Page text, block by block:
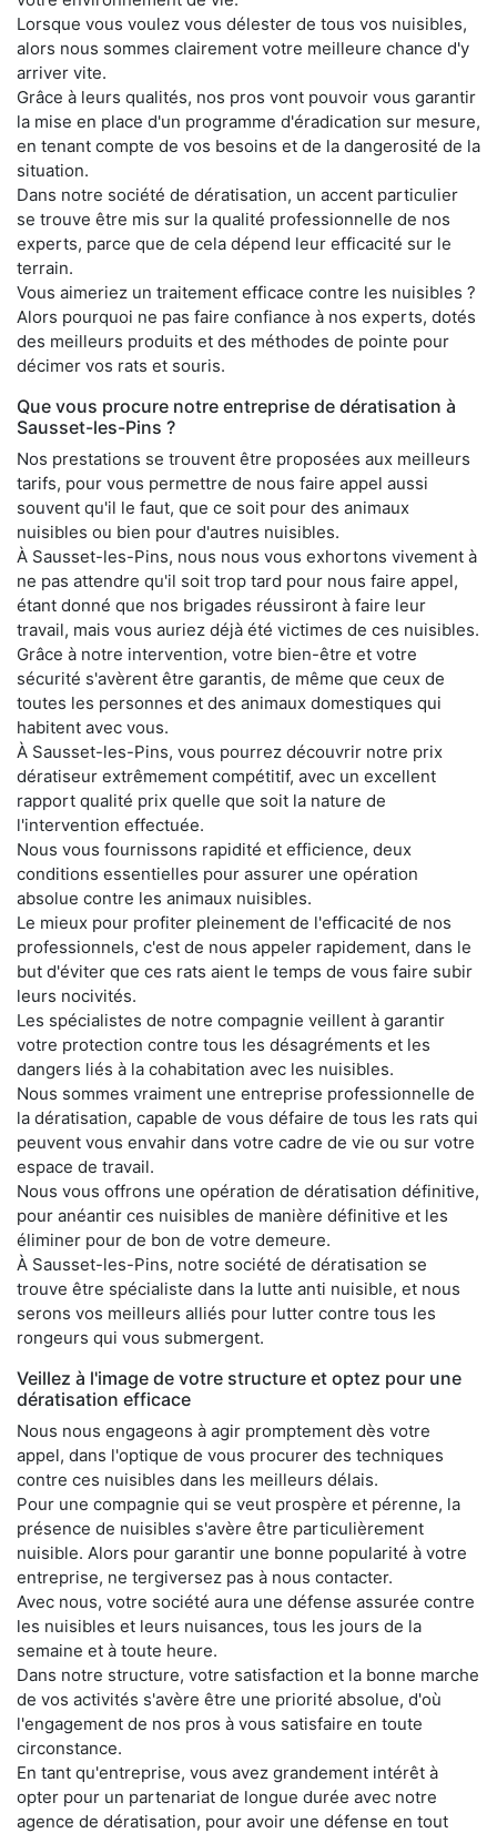
Lorsque vous voulez vous délester de tous vos nuisibles,
alors nous sommes clairement votre meilleure chance d'y
arriver vite.
Grâce à leurs qualités, nos pros vont pouvoir vous garantir
la mise en place d'un programme d'éradication sur mesure,
en tenant compte de vos besoins et de la dangerosité de la
situation.
Dans notre société de dératisation, un accent particulier
se trouve être mis sur la qualité professionnelle de nos
experts, parce que de cela dépend leur efficacité sur le
terrain.
Vous aimeriez un traitement efficace contre les nuisibles ?
Alors pourquoi ne pas faire confiance à nos experts, dotés
des meilleurs produits et des méthodes de pointe pour
décimer vos rats et souris.
Que vous procure notre entreprise de dératisation à
Sausset-les-Pins ?
Nos prestations se trouvent être proposées aux meilleurs
tarifs, pour vous permettre de nous faire appel aussi
souvent qu'il le faut, que ce soit pour des animaux
nuisibles ou bien pour d'autres nuisibles.
À Sausset-les-Pins, nous nous vous exhortons vivement à
ne pas attendre qu'il soit trop tard pour nous faire appel,
étant donné que nos brigades réussiront à faire leur
travail, mais vous auriez déjà été victimes de ces nuisibles.
Grâce à notre intervention, votre bien-être et votre
sécurité s'avèrent être garantis, de même que ceux de
toutes les personnes et des animaux domestiques qui
habitent avec vous.
À Sausset-les-Pins, vous pourrez découvrir notre prix
dératiseur extrêmement compétitif, avec un excellent
rapport qualité prix quelle que soit la nature de
l'intervention effectuée.
Nous vous fournissons rapidité et efficience, deux
conditions essentielles pour assurer une opération
absolue contre les animaux nuisibles.
Le mieux pour profiter pleinement de l'efficacité de nos
professionnels, c'est de nous appeler rapidement, dans le
but d'éviter que ces rats aient le temps de vous faire subir
leurs nocivités.
Les spécialistes de notre compagnie veillent à garantir
votre protection contre tous les désagréments et les
dangers liés à la cohabitation avec les nuisibles.
Nous sommes vraiment une entreprise professionnelle de
la dératisation, capable de vous défaire de tous les rats qui
peuvent vous envahir dans votre cadre de vie ou sur votre
espace de travail.
Nous vous offrons une opération de dératisation définitive,
pour anéantir ces nuisibles de manière définitive et les
éliminer pour de bon de votre demeure.
À Sausset-les-Pins, notre société de dératisation se
trouve être spécialiste dans la lutte anti nuisible, et nous
serons vos meilleurs alliés pour lutter contre tous les
rongeurs qui vous submergent.
Veillez à l'image de votre structure et optez pour une
dératisation efficace
Nous nous engageons à agir promptement dès votre
appel, dans l'optique de vous procurer des techniques
contre ces nuisibles dans les meilleurs délais.
Pour une compagnie qui se veut prospère et pérenne, la
présence de nuisibles s'avère être particulièrement
nuisible. Alors pour garantir une bonne popularité à votre
entreprise, ne tergiversez pas à nous contacter.
Avec nous, votre société aura une défense assurée contre
les nuisibles et leurs nuisances, tous les jours de la
semaine et à toute heure.
Dans notre structure, votre satisfaction et la bonne marche
de vos activités s'avère être une priorité absolue, d'où
l'engagement de nos pros à vous satisfaire en toute
circonstance.
En tant qu'entreprise, vous avez grandement intérêt à
opter pour un partenariat de longue durée avec notre
agence de dératisation, pour avoir une défense en tout